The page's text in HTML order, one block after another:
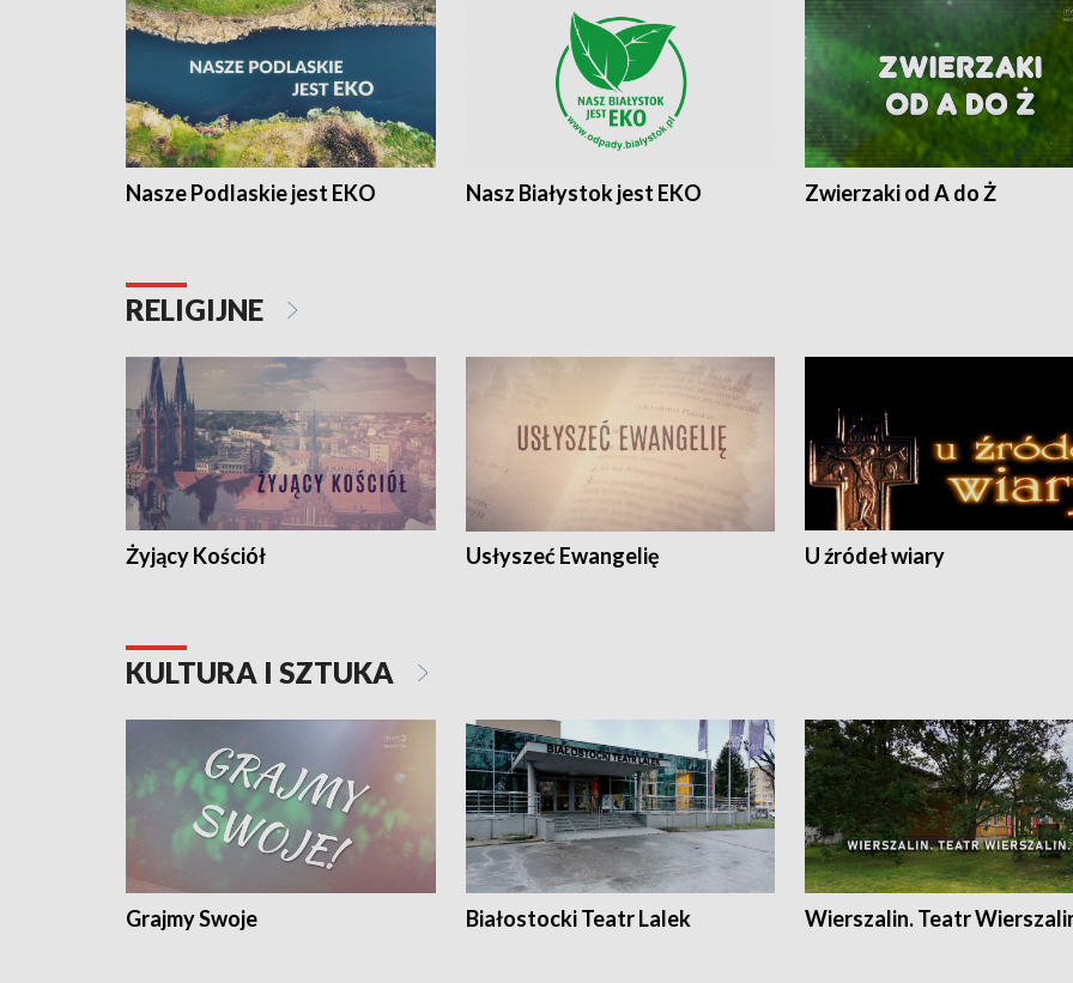
Nasze Podlaskie jest EKO Nasz Białystok jest EKO Zwierzaki od A do Ż
RELIGIJNE
Żyjący Kościół Usłyszeć Ewangelię U źródeł wiary
KULTURA I SZTUKA
Grajmy Swoje Białostocki Teatr Lalek Wierszalin. Teatr